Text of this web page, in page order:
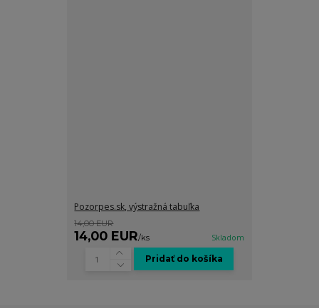
Pozorpes.sk, výstražná tabuľka
14,00 EUR
14,00 EUR/ks Skladom
Pridať do košíka